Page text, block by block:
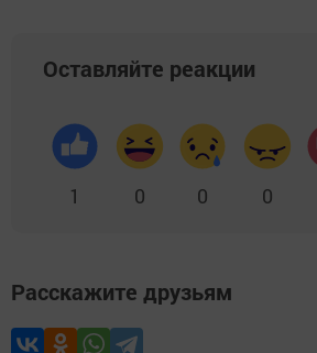
Оставляйте реакции
1 0 0 0
Расскажите друзьям